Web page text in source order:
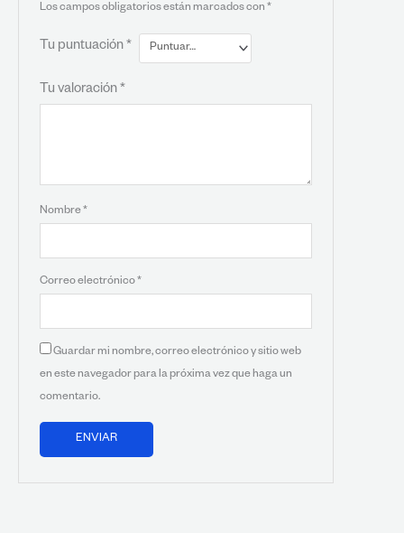
Los campos obligatorios están marcados con *
Tu puntuación *
Tu valoración *
Nombre*
Correo electrónico*
Guardar mi nombre, correo electrónico y sitio web
en este navegador para la próxima vez que haga un
comentario.